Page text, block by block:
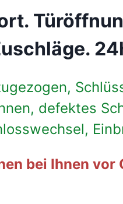
defektes
bei Ihnen vor